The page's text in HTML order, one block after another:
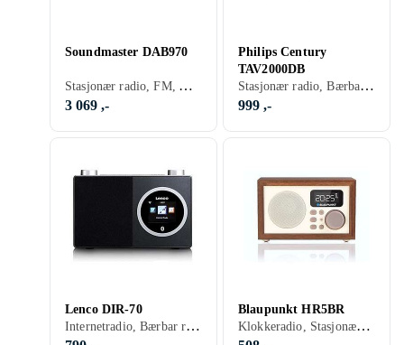
Soundmaster DAB970
Stasjonær radio, FM, AM, DAB, DAB+, Batteri, Klokkeradio med alarm, Fjernkontroll, Retro Radio, Hodetelefonutgang, USB, Analog 3,5mm-inngang
3 069 ,-
Philips Century
TAV2000DB
Stasjonær radio, Bærbar radio, FM, DAB, DAB+, Retro Radio, Hodetelefonutgang
999 ,-
Lenco DIR-70
Internetradio, Bærbar radio, FM, Internetströmning, DAB+, Nettstrøm, Display, Retro Radio, Hodetelefonutgang
Blaupunkt HR5BR
Klokkeradio, Stasjonær radio, FM, Batteri, Klokkeradio med alarm, Fjernkontroll, Display, Retro Radio, USB, Analog 3,5mm-inngang